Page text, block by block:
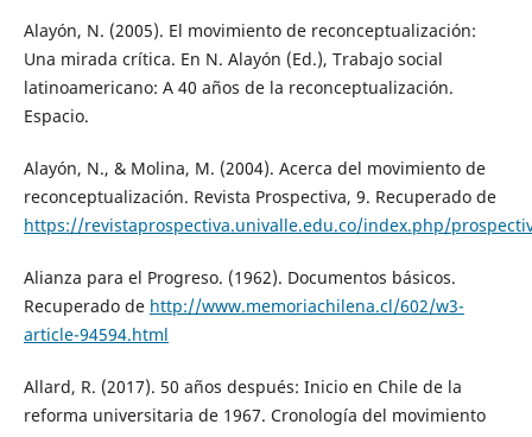
Alayón, N. (2005). El movimiento de reconceptualización:
Una mirada crítica. En N. Alayón (Ed.), Trabajo social
latinoamericano: A 40 años de la reconceptualización.
Espacio.
Alayón, N., & Molina, M. (2004). Acerca del movimiento de
reconceptualización. Revista Prospectiva, 9. Recuperado de
https://revistaprospectiva.univalle.edu.co/index.php/
Alianza para el Progreso. (1962). Documentos básicos.
Recuperado de http://www.memoriachilena.cl/602/w3-
article-94594.html
Allard, R. (2017). 50 años después: Inicio en Chile de la
reforma universitaria de 1967. Cronología del movimiento